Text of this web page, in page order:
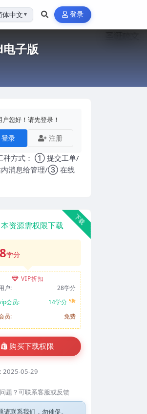
体中文 ▼ 登录
子版
户您好！请先登录！
登录 注册
种方式： ① 提交工单/
消息给管理/③ 在线
下载
本资源需权限下载
学分
VIP折扣
户:
28学分
会员:
14学分 5折
员: 免费
购买下载权限
2025-05-29
题？可联系客服或反馈
请联系我们，勿催促。